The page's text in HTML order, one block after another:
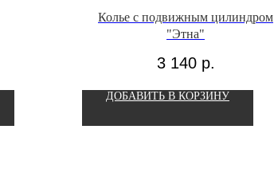
Колье с подвижным цилиндром
"Этна"
3 140 р.
ДОБАВИТЬ В КОРЗИНУ